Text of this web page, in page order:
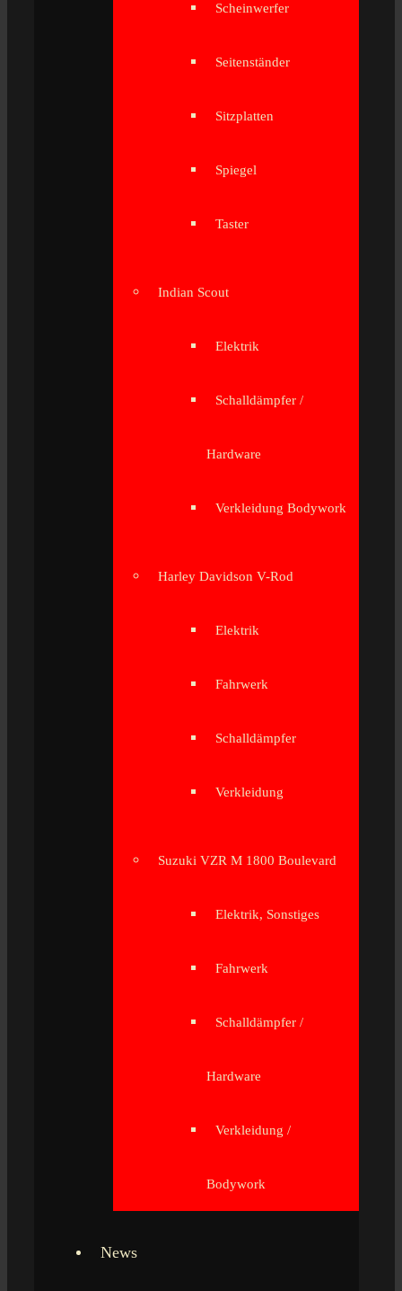
Scheinwerfer
Seitenständer
Sitzplatten
Spiegel
Taster
Indian Scout
Elektrik
Schalldämpfer /
Hardware
Verkleidung Bodywork
Harley Davidson V-Rod
Elektrik
Fahrwerk
Schalldämpfer
Verkleidung
Suzuki VZR M 1800 Boulevard
Elektrik, Sonstiges
Fahrwerk
Schalldämpfer /
Hardware
Verkleidung /
Bodywork
News